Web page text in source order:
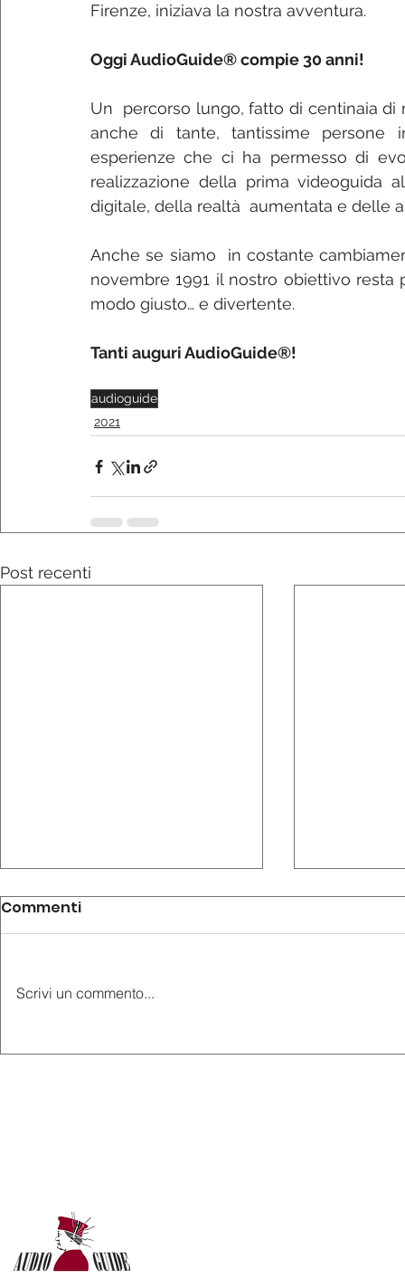
Firenze, iniziava la nostra avventura.
Oggi AudioGuide® compie 30 anni!
Un  percorso lungo, fatto di centinaia
anche di tante, tantissime persone
esperienze che ci ha permesso di
realizzazione della prima videoguida
digitale, della realtà  aumentata e delle
Anche se siamo  in costante
novembre 1991 il nostro obiettivo
modo giusto… e divertente.
Tanti auguri AudioGuide®!
audioguide
2021
Post recenti
AudioGuide® è alla
A
Commenti
Scrivi un commento...